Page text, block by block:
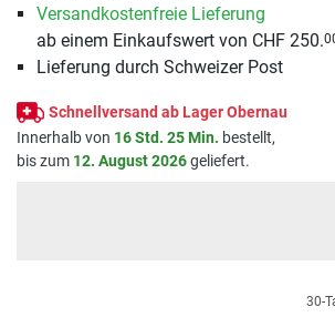
Versandkostenfreie Lieferung
ab einem Einkaufswert von CHF 250.
Lieferung durch Schweizer Post
Schnellversand ab Lager Obernau
Innerhalb von 16 Std. 25 Min. bestellt,
bis zum 12. August 2026geliefert.
30-